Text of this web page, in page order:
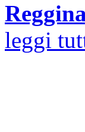
leggi